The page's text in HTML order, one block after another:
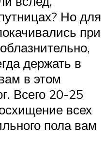
Но для
при
держать в
в этом
Всего 20-25
всех
пола вам